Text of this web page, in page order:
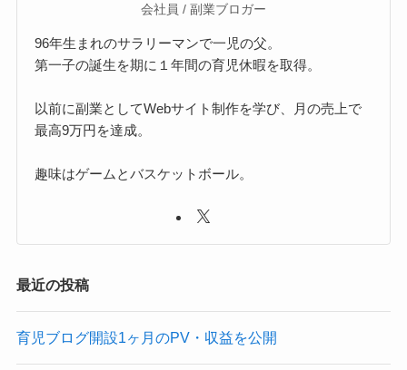
会社員 / 副業ブロガー
96年生まれのサラリーマンで一児の父。
第一子の誕生を期に１年間の育児休暇を取得。
以前に副業としてWebサイト制作を学び、月の売上で
最高9万円を達成。
趣味はゲームとバスケットボール。
最近の投稿
育児ブログ開設1ヶ月のPV・収益を公開